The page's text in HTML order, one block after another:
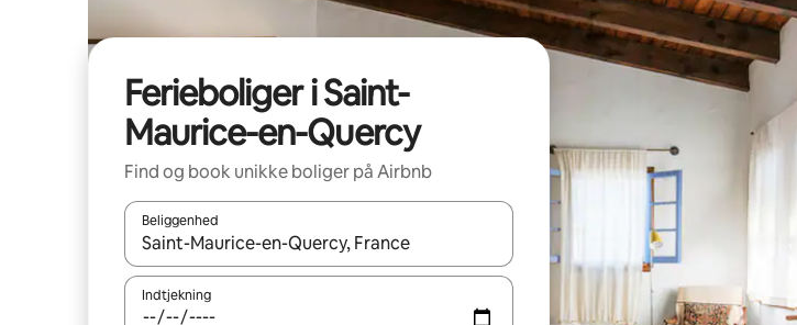
Ferieboliger i Saint-
Maurice-en-Quercy
Find og book unikke boliger på Airbnb
Beliggenhed
Når resultaterne er tilgængelige, skal du navigere med piletasterne op og ned eller se mere
Indtjekning